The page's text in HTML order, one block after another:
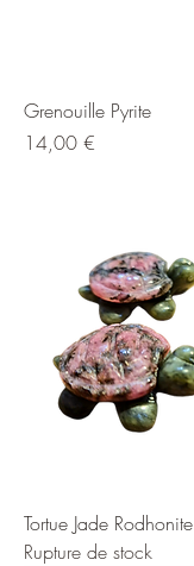
Grenouille Pyrite
Prix
14,00 €
Tortue Jade Rodhonite
Rupture de stock